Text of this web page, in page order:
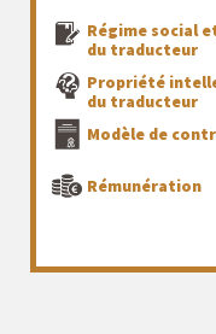
Régime social
du traducteur
Propriété
du traducteur
Modèle de
Rémunération